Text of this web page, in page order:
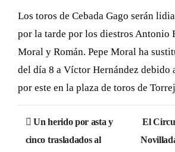
Los toros de Cebada Gago serán
por la tarde por los diestros Antonio
Moral y Román. Pepe Moral ha
del día 8 a Víctor Hernández debido
por este en la plaza de toros de
Navegación
de
Un herido por asta y
cinco trasladados al
El